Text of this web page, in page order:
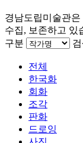
경남도립미술관은
수집, 보존하고 있
구분
전체
한국화
회화
조각
판화
드로잉